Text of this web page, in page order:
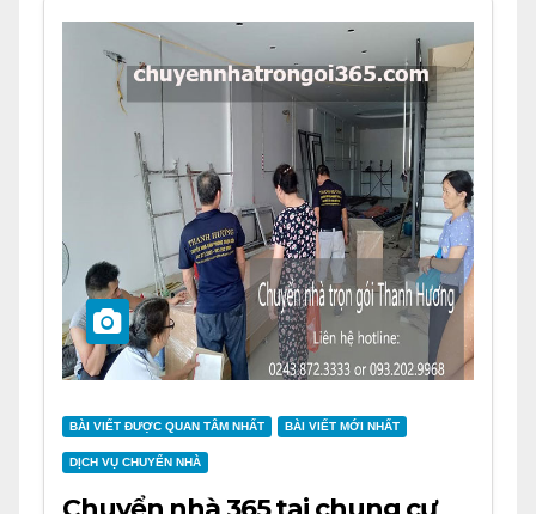
BÀI VIẾT ĐƯỢC QUAN TÂM NHẤT BÀI VIẾT MỚI NHẤT
DỊCH VỤ CHUYỂN NHÀ